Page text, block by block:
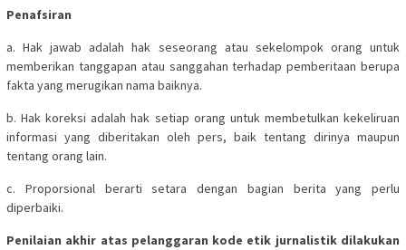
Penafsiran
a. Hak jawab adalah hak seseorang atau sekelompok orang untuk
memberikan tanggapan atau sanggahan terhadap pemberitaan berupa
fakta yang merugikan nama baiknya.
b. Hak koreksi adalah hak setiap orang untuk membetulkan kekeliruan
informasi yang diberitakan oleh pers, baik tentang dirinya maupun
tentang orang lain.
c. Proporsional berarti setara dengan bagian berita yang perlu
diperbaiki.
Penilaian akhir atas pelanggaran kode etik jurnalistik dilakukan